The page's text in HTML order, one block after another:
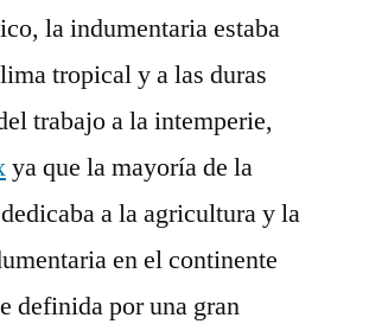
la indumentaria estaba
tropical y a las duras
trabajo a la intemperie,
ya que la mayoría de la
a la agricultura y la
en el continente
definida por una gran